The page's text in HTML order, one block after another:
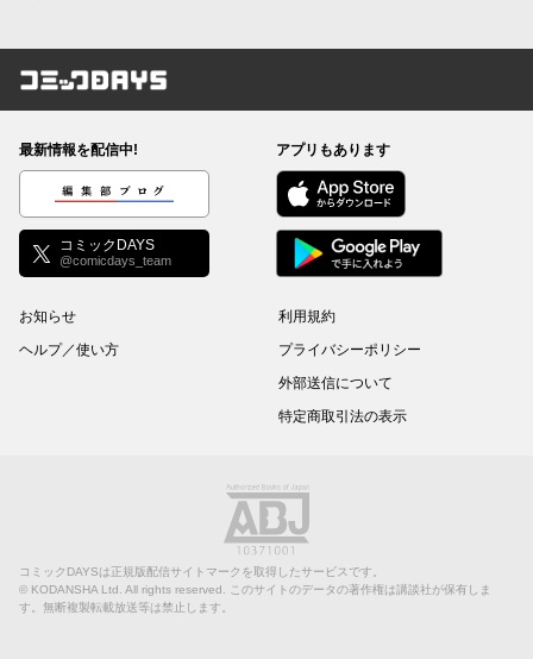
コミックDAYS
最新情報を配信中!
編集部ブログ
コミックDAYS
@comicdays_team
アプリもあります
お知らせ
ヘルプ／使い方
利用規約
プライバシーポリシー
外部送信について
特定商取引法の表示
コミックDAYSは正規版配信サイトマークを取得したサービスです。
© KODANSHA Ltd. All rights reserved. このサイトのデータの著作権は講談社が保有しま
す。無断複製転載放送等は禁止します。